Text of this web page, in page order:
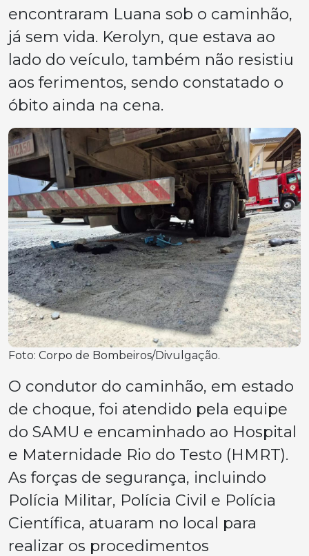
encontraram Luana sob o caminhão,
já sem vida. Kerolyn, que estava ao
lado do veículo, também não resistiu
aos ferimentos, sendo constatado o
óbito ainda na cena.
Foto: Corpo de Bombeiros/Divulgação.
O condutor do caminhão, em estado
de choque, foi atendido pela equipe
do SAMU e encaminhado ao Hospital
e Maternidade Rio do Testo (HMRT).
As forças de segurança, incluindo
Polícia Militar, Polícia Civil e Polícia
Científica, atuaram no local para
realizar os procedimentos